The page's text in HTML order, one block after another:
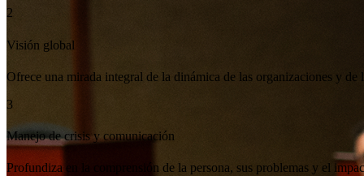
las Organizaciones
Ofrece una mirada integral de la dinámica de las organizaciones y de
Profundiza en la comprensión de la persona, sus problemas y el